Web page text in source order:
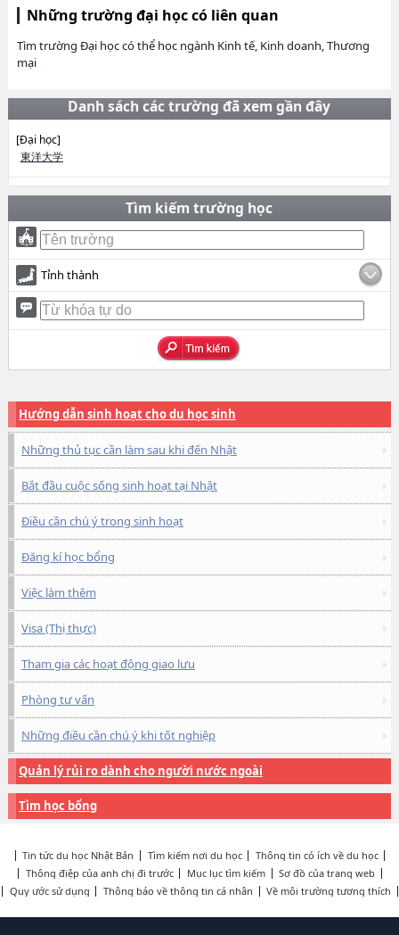
Những trường đại học có liên quan
Tìm trường Đại học có thể học ngành Kinh tế, Kinh doanh, Thương
mại
Danh sách các trường đã xem gần đây
[Đại học]
東洋大学
Tìm kiếm trường học
Tỉnh thành
Hướng dẫn sinh hoạt cho du học sinh
Những thủ tục cần làm sau khi đến Nhật
Bắt đầu cuộc sống sinh hoạt tại Nhật
Điều cần chú ý trong sinh hoạt
Đăng kí học bổng
Việc làm thêm
Visa (Thị thực)
Tham gia các hoạt động giao lưu
Phòng tư vấn
Những điều cần chú ý khi tốt nghiệp
Quản lý rủi ro dành cho người nước ngoài
Tìm học bổng
Tin tức du học Nhật Bản Tìm kiếm nơi du học
Thông tin có ích về du học
Thông điệp của anh chị đi trước
Mục lục tìm kiếm
Sơ đồ của trang web
Quy ước sử dụng
Thông báo về thông tin cá nhân Về môi trường tương thích